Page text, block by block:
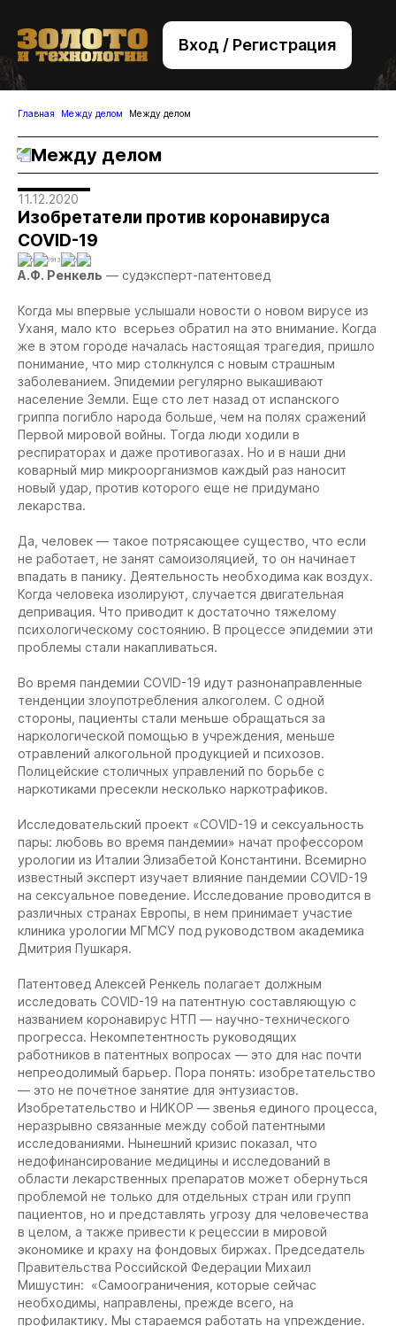
Вход / Регистрация
+7 (495) 221-76-32
bsv@zolteh.ru
Главная Между делом Между делом
Между делом
11.12.2020
Изобретатели против коронавируса
COVID-19
0 3913 0 1
А.Ф. Ренкель — судэксперт-патентовед
Когда мы впервые услышали новости о новом вирусе из
Уханя, мало кто всерьез обратил на это внимание. Когда
же в этом городе началась настоящая трагедия, пришло
понимание, что мир столкнулся с новым страшным
заболеванием. Эпидемии регулярно выкашивают
население Земли. Еще сто лет назад от испанского
гриппа погибло народа больше, чем на полях сражений
Первой мировой войны. Тогда люди ходили в
респираторах и даже противогазах. Но и в наши дни
коварный мир микроорганизмов каждый раз наносит
новый удар, против которого еще не придумано
лекарства.
Да, человек — такое потрясающее существо, что если
не работает, не занят самоизоляцией, то он начинает
впадать в панику. Деятельность необходима как воздух.
Когда человека изолируют, случается двигательная
депривация. Что приводит к достаточно тяжелому
психологическому состоянию. В процессе эпидемии эти
проблемы стали накапливаться.
Во время пандемии COVID-19 идут разнонаправленные
тенденции злоупотребления алкоголем. С одной
стороны, пациенты стали меньше обращаться за
наркологической помощью в учреждения, меньше
отравлений алкогольной продукцией и психозов.
Полицейские столичных управлений по борьбе с
наркотиками пресекли несколько наркотрафиков.
Исследовательский проект «COVID-19 и сексуальность
пары: любовь во время пандемии» начат профессором
урологии из Италии Элизабетой Константини. Всемирно
известный эксперт изучает влияние пандемии COVID-19
на сексуальное поведение. Исследование проводится в
различных странах Европы, в нем принимает участие
клиника урологии МГМСУ под руководством академика
Дмитрия Пушкаря.
Патентовед Алексей Ренкель полагает должным
исследовать COVID-19 на патентную составляющую с
названием коронавирус НТП — научно-технического
прогресса. Некомпетентность руководящих
работников в патентных вопросах — это для нас почти
непреодолимый барьер. Пора понять: изобретательство
— это не почетное занятие для энтузиастов.
Изобретательство и НИКОР — звенья единого процесса,
неразрывно связанные между собой патентными
исследованиями. Нынешний кризис показал, что
недофинансирование медицины и исследований в
области лекарственных препаратов может обернуться
проблемой не только для отдельных стран или групп
пациентов, но и представлять угрозу для человечества
в целом, а также привести к рецессии в мировой
экономике и краху на фондовых биржах. Председатель
Правительства Российской Федерации Михаил
Мишустин: «Самоограничения, которые сейчас
необходимы, направлены, прежде всего, на
профилактику. Мы стараемся работать на упреждение.